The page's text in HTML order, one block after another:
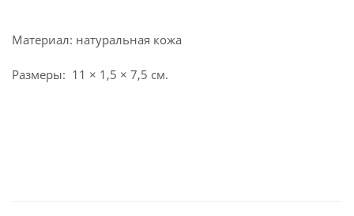
Материал: натуральная кожа
Размеры: 11 × 1,5 × 7,5 см.